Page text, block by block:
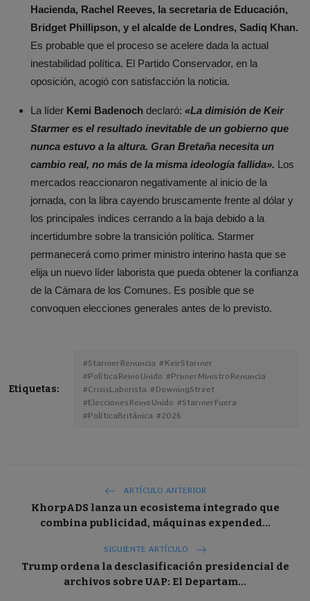
Hacienda, Rachel Reeves, la secretaria de Educación,
Bridget Phillipson, y el alcalde de Londres, Sadiq Khan.
Es probable que el proceso se acelere dada la actual
inestabilidad política. El Partido Conservador, en la
oposición, acogió con satisfacción la noticia.
La líder Kemi Badenoch declaró: «La dimisión de Keir
Starmer es el resultado inevitable de un gobierno que
nunca estuvo a la altura. Gran Bretaña necesita un
cambio real, no más de la misma ideología fallida». Los
mercados reaccionaron negativamente al inicio de la
jornada, con la libra cayendo bruscamente frente al dólar y
los principales índices cerrando a la baja debido a la
incertidumbre sobre la transición política. Starmer
permanecerá como primer ministro interino hasta que se
elija un nuevo líder laborista que pueda obtener la confianza
de la Cámara de los Comunes. Es posible que se
convoquen elecciones generales antes de lo previsto.
Etiquetas:
#StarmerRenuncia #KeirStarmer
#PolíticaReinoUnido #PrimerMinistroRenuncia
#CrisisLaborista #DowningStreet
#EleccionesReinoUnido #StarmerFuera
#PolíticaBritánica #2026
ARTÍCULO ANTERIOR
KhorpADS lanza un ecosistema integrado que
combina publicidad, máquinas expended...
SIGUIENTE ARTÍCULO
Trump ordena la desclasificación presidencial de
archivos sobre UAP: El Departam...